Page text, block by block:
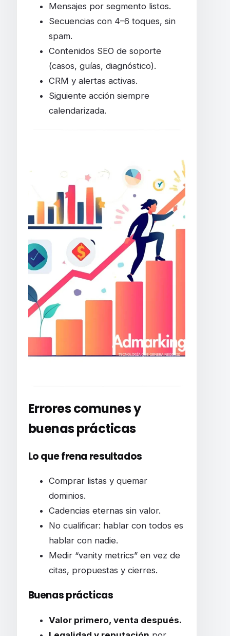
Mensajes por segmento listos.
Secuencias con 4–6 toques, sin
spam.
Contenidos SEO de soporte
(casos, guías, diagnóstico).
CRM y alertas activas.
Siguiente acción siempre
calendarizada.
Errores comunes y
buenas prácticas
Lo que frena resultados
Comprar listas y quemar
dominios.
Cadencias eternas sin valor.
No cualificar: hablar con todos es
hablar con nadie.
Medir “vanity metrics” en vez de
citas, propuestas y cierres.
Buenas prácticas
Valor primero, venta después.